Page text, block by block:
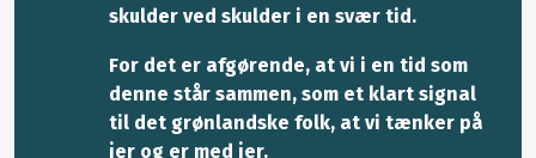
skulder ved skulder i en svær tid.
For det er afgørende, at vi i en tid som
denne står sammen, som et klart signal
til det grønlandske folk, at vi tænker på
jer og er med jer.